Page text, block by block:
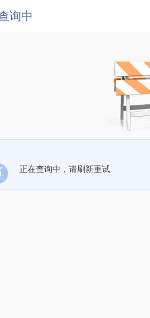
询中
正在查询中，请刷新重试